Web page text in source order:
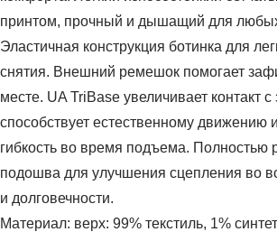
принтом, прочный и дышащий для
Эластичная конструкция ботинка для
снятия. Внешний ремешок помогает
месте. UA TriBase увеличивает контакт с
способствует естественному движению
гибкость во время подъема. Полностью
подошва для улучшения сцепления во
и долговечности.
Материал: верх: 99% текстиль, 1%